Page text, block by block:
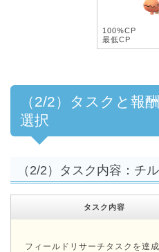
100%CP
最低CP
（2/2）タスクと報
選択
（2/2）タスク内容：チ
タスク内容
フィールドリサーチタスクを達